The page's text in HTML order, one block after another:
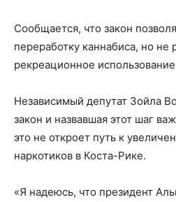
Сообщается, что закон
переработку каннабиса, но не
рекреационное
Независимый депутат Зойла
закон и назвавшая этот шаг
это не откроет путь к
наркотиков в Коста-Рике.
«Я надеюсь, что президент